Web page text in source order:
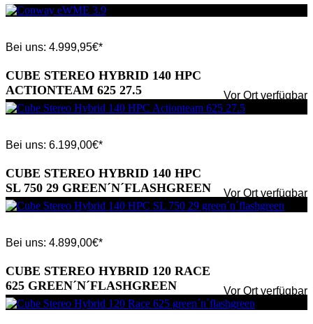
Bei uns: 4.999,95€*
Vor Ort verfügbar
CUBE STEREO HYBRID 140 HPC
ACTIONTEAM 625 27.5
Bei uns: 6.199,00€*
Vor Ort verfügbar
CUBE STEREO HYBRID 140 HPC
SL 750 29 GREEN´N´FLASHGREEN
Bei uns: 4.899,00€*
Vor Ort verfügbar
CUBE STEREO HYBRID 120 RACE
625 GREEN´N´FLASHGREEN